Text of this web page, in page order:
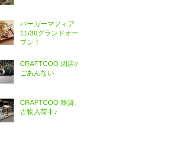
バーガーマフィア
11/30グランドオー
プン！
CRAFTCOO 閉店の
ごあんない
CRAFTCOO 雑貨、
古物入荷中♪